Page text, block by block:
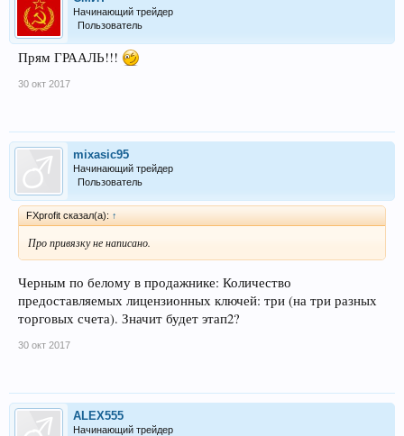
Начинающий трейдер
Пользователь
Прям ГРААЛЬ!!!
30 окт 2017
mixasic95
Начинающий трейдер
Пользователь
FXprofit сказал(а): ↑
Про привязку не написано.
Черным по белому в продажнике: Количество
предоставляемых лицензионных ключей: три (на три разных
торговых счета). Значит будет этап2?
30 окт 2017
ALEX555
Начинающий трейдер